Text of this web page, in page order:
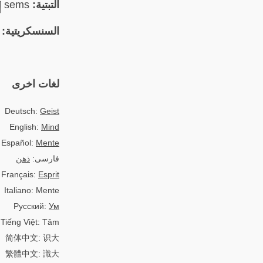
التبتية:
السنسكريتية:
لغات اخرى
Deutsch: Geist
English: Mind
Español: Mente
فارسی: ذهن
Français: Esprit
Italiano: Mente
Русский: Ум
Tiếng Việt: Tâm
简体中文: 识大
繁體中文: 識大